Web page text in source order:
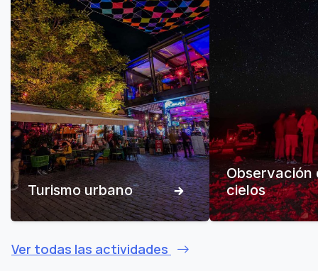
Turismo urbano
Observación
cielos
Ver todas las actividades